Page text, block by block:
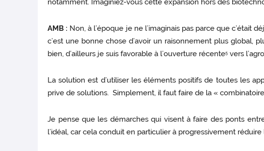
notamment. Imaginiez-vous cette expansion hors des
AMB : Non, à l’époque je ne l’imaginais pas parce que
c’est une bonne chose d’avoir un raisonnement plus global,
bien, d’ailleurs je suis favorable à l’ouverture récente5 vers
La solution est d’utiliser les éléments positifs de toutes les
prive de solutions. Simplement, il faut faire de la «
Je pense que les démarches qui visent à faire des ponts
l’idéal, car cela conduit en particulier à progressivement